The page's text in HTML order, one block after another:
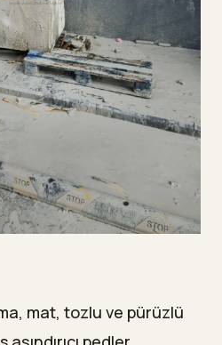
mat, tozlu ve pürüzlü